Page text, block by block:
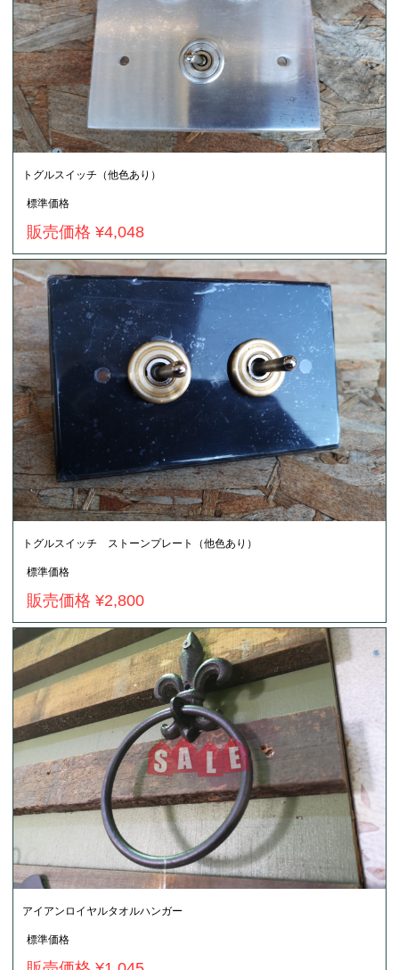
トグルスイッチ（他色あり）
標準価格
販売価格 ¥4,048
トグルスイッチ ストーンプレート（他色あり）
標準価格
販売価格 ¥2,800
アイアンロイヤルタオルハンガー
標準価格